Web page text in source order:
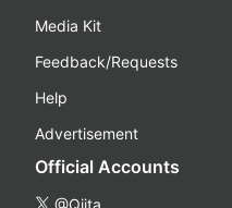
Media Kit
Feedback/Requests
Help
Advertisement
Official Accounts
@Qiita